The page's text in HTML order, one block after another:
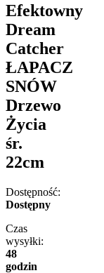
Efektowny
Dream
Catcher
ŁAPACZ
SNÓW
Drzewo
Życia
śr.
22cm
Dostępność:
Dostępny
Czas
wysyłki:
48
godzin